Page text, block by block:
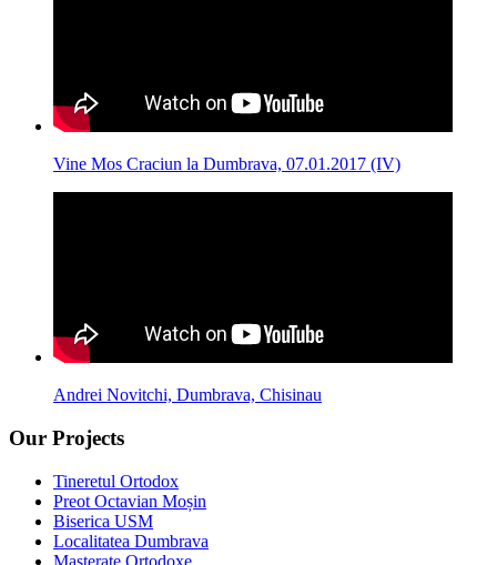
Vine Mos Craciun la Dumbrava, 07.01.2017 (IV)
Andrei Novitchi, Dumbrava, Chisinau
Our Projects
Tineretul Ortodox
Preot Octavian Moșin
Biserica USM
Localitatea Dumbrava
Masterate Ortodoxe